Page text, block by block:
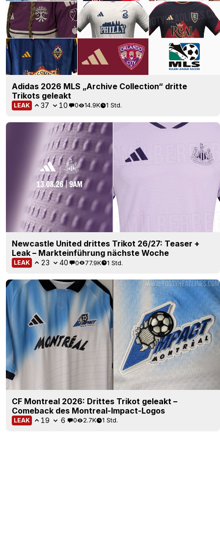
Adidas 2026 MLS „Archive Collection“ dritte
Trikots geleakt
LEAK 37 10 0 14.9K 1 Std.
Newcastle United drittes Trikot 26/27: Teaser +
Leak – Markteinführung nächste Woche
LEAK 23 40 0 77.9K 1 Std.
CF Montreal 2026: Drittes Trikot geleakt –
Comeback des Montreal-Impact-Logos
LEAK 19 6 0 2.7K 1 Std.